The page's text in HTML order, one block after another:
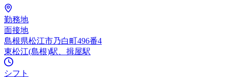
勤務地
面接地
島根県松江市乃白町496番4
東松江(島根)駅、揖屋駅
シフト